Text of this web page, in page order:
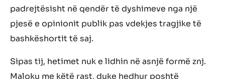
padrejtësisht në qendër të dyshimeve nga një
pjesë e opinionit publik pas vdekjes tragjike të
bashkëshortit të saj.
Sipas tij, hetimet nuk e lidhin në asnjë formë znj.
Maloku me këtë rast, duke hedhur poshtë